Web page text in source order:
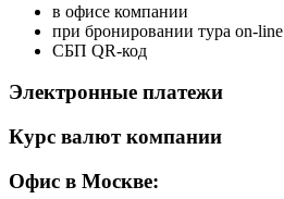
в офисе компании
при бронировании тура on-line
СБП QR-код
Электронные платежи
Курс валют компании
Офис в Москве: